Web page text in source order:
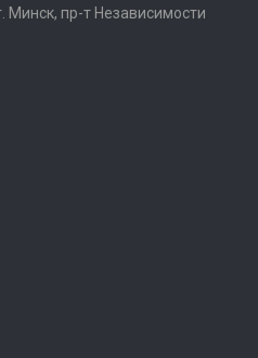
Минск, пр-т Независимости